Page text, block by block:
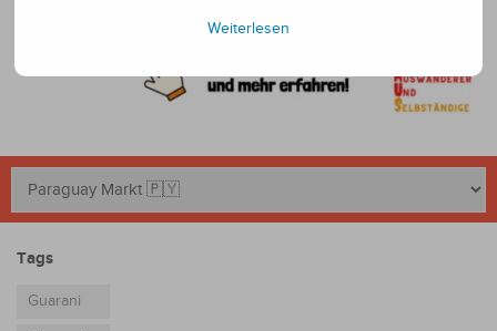
Tags
Guarani
Weiterlesen